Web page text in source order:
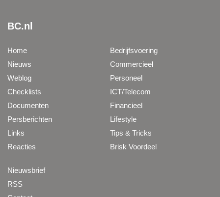
BC.nl
Home
Nieuws
Weblog
Checklists
Documenten
Persberichten
Links
Reacties
Bedrijfsvoering
Commercieel
Personeel
ICT/Telecom
Financieel
Lifestyle
Tips & Tricks
Brisk Voordeel
Nieuwsbrief
RSS